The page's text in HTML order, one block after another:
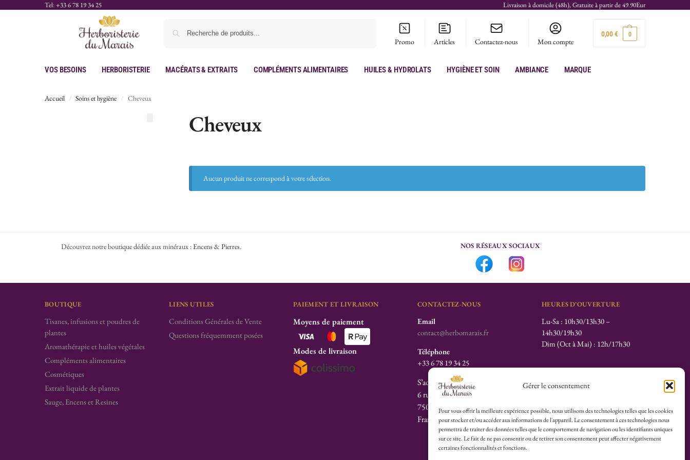
Gérer le consentement
Pour vous offrir la meilleure expérience possible, nous utilisons des technologies telles que les cookies
pour stocker et/ou accéder aux informations de l'appareil. Le consentement à ces technologies nous
permettra de traiter des données telles que le comportement de navigation ou les identifiants uniques
sur ce site. Le fait de ne pas consentir ou de retirer son consentement peut affecter négativement
certaines fonctionnalités et fonctions.
Tel: +33 6 78 19 34 25 Livraison à domicile (48h), Gratuite à partir de 49.90Eur
Promo Articles Contactez-nous Mon compte
0,00€ 0
Vos Besoins Herboristerie Macérats & Extraits Compléments Alimentaires Huiles & hydrolats Hygiène et soin Ambiance Marque
Accueil / Soins et hygiène / Cheveux
Cheveux
Aucun produit ne correspond à votre sélection.
Découvrez notre boutique dédiée aux minéraux :Encens & Pierres. NOS RÉSEAUX SOCIAUX
BOUTIQUE
Tisanes, infusions et poudres de
plantes
Aromathérapie et huiles végétales
Compléments alimentaires
Cosmétiques
Extrait liquide de plantes
Sauge, Encens et Resines
LIENS UTILES
Conditions Générales de Vente
Questions fréquemment posées
PAIEMENT ET LIVRAISON
Moyens de paiement
Modes de livraison
CONTACTEZ-NOUS
Email
contact@herbomarais.fr
Téléphone
+33 6 78 19 34 25
S’adresser à l’herboristerie :
6 rue des Filles du Calvaire
75003 Paris
France
HEURES D’OUVERTURE
Lu-Sa : 10h30/13h30 –
14h30/19h30
Dim (Oct à Mai) : 12h/17h30
© 2026 Herboristerie du Marais.